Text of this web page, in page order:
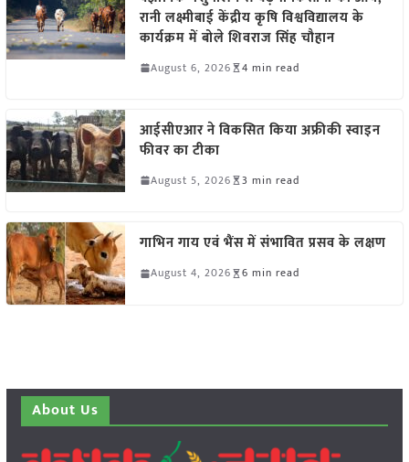
रानी लक्ष्मीबाई केंद्रीय कृषि विश्वविद्यालय के
कार्यक्रम में बोले शिवराज सिंह चौहान
August 6, 2026 4 min read
आईसीएआर ने विकसित किया अफ्रीकी स्वाइन
फीवर का टीका
August 5, 2026 3 min read
गाभिन गाय एवं भैंस में संभावित प्रसव के लक्षण
August 4, 2026 6 min read
About Us